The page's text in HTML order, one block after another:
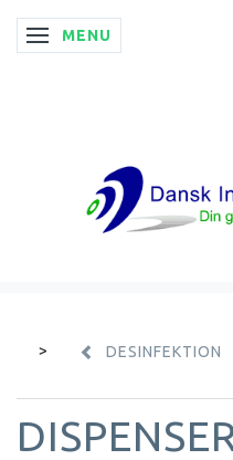
SKIFTE NAVIGATION
MENU
DESINFEKTION